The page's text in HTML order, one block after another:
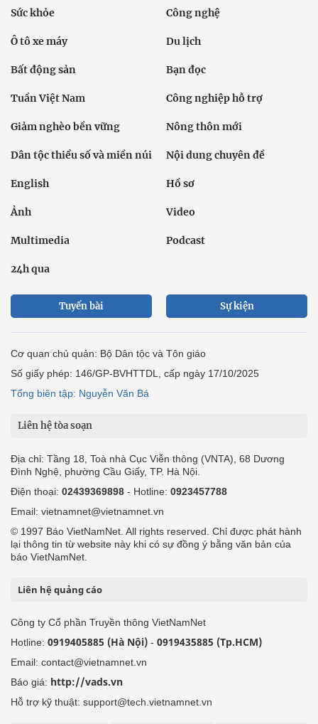
Sức khỏe Công nghệ
Ô tô xe máy Du lịch
Bất động sản Bạn đọc
Tuần Việt Nam Công nghiệp hỗ trợ
Giảm nghèo bền vững Nông thôn mới
Dân tộc thiểu số và miền núi Nội dung chuyên đề
English Hồ sơ
Ảnh Video
Multimedia Podcast
24h qua
Tuyến bài Sự kiện
Cơ quan chủ quản: Bộ Dân tộc và Tôn giáo
Số giấy phép: 146/GP-BVHTTDL, cấp ngày 17/10/2025
Tổng biên tập: Nguyễn Văn Bá
Liên hệ tòa soạn
Địa chỉ: Tầng 18, Toà nhà Cục Viễn thông (VNTA), 68 Dương
Đình Nghệ, phường Cầu Giấy, TP. Hà Nội.
Điện thoại: 02439369898 - Hotline: 0923457788
Email: vietnamnet@vietnamnet.vn
© 1997 Báo VietNamNet. All rights reserved. Chỉ được phát hành
lại thông tin từ website này khi có sự đồng ý bằng văn bản của
báo VietNamNet.
Liên hệ quảng cáo
Công ty Cổ phần Truyền thông VietNamNet
Hotline: 0919405885 (Hà Nội) - 0919435885 (Tp.HCM)
Email: contact@vietnamnet.vn
Báo giá: http://vads.vn
Hỗ trợ kỹ thuật: support@tech.vietnamnet.vn